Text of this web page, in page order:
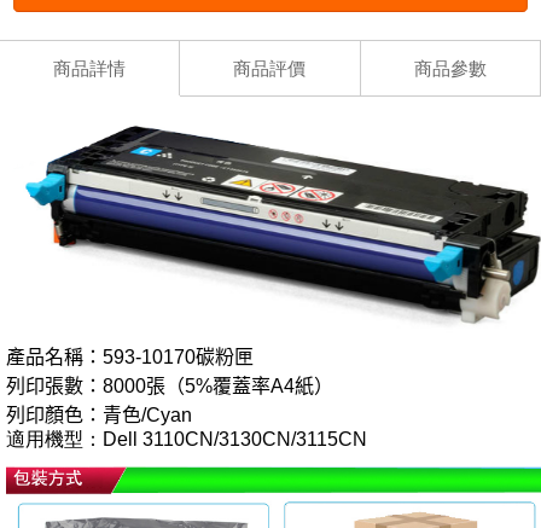
商品詳情 商品評價 商品參數
產品名稱：593-10170碳粉匣
列印張數：8000張（5%覆蓋率A4紙）
列印顏色：青色/Cyan
適用機型： Dell 3110CN/3130CN/3115CN